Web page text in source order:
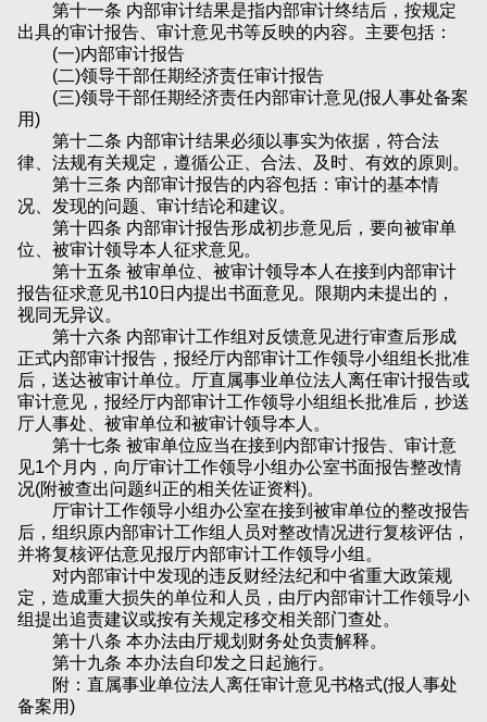
第十一条 内部审计结果是指内部审计终结后，按规定
出具的审计报告、审计意见书等反映的内容。主要包括：
(一)内部审计报告
(二)领导干部任期经济责任审计报告
(三)领导干部任期经济责任内部审计意见(报人事处备案
用)
第十二条 内部审计结果必须以事实为依据，符合法
律、法规有关规定，遵循公正、合法、及时、有效的原则。
第十三条 内部审计报告的内容包括：审计的基本情
况、发现的问题、审计结论和建议。
第十四条 内部审计报告形成初步意见后，要向被审单
位、被审计领导本人征求意见。
第十五条 被审单位、被审计领导本人在接到内部审计
报告征求意见书10日内提出书面意见。限期内未提出的，
视同无异议。
第十六条 内部审计工作组对反馈意见进行审查后形成
正式内部审计报告，报经厅内部审计工作领导小组组长批准
后，送达被审计单位。厅直属事业单位法人离任审计报告或
审计意见，报经厅内部审计工作领导小组组长批准后，抄送
厅人事处、被审单位和被审计领导本人。
第十七条 被审单位应当在接到内部审计报告、审计意
见1个月内，向厅审计工作领导小组办公室书面报告整改情
况(附被查出问题纠正的相关佐证资料)。
厅审计工作领导小组办公室在接到被审单位的整改报告
后，组织原内部审计工作组人员对整改情况进行复核评估，
并将复核评估意见报厅内部审计工作领导小组。
对内部审计中发现的违反财经法纪和中省重大政策规
定，造成重大损失的单位和人员，由厅内部审计工作领导小
组提出追责建议或按有关规定移交相关部门查处。
第十八条 本办法由厅规划财务处负责解释。
第十九条 本办法自印发之日起施行。
附：直属事业单位法人离任审计意见书格式(报人事处
备案用)